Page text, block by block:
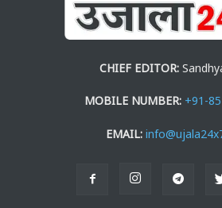
CHIEF EDITOR:
MOBILE NUMBER: +91-
EMAIL: